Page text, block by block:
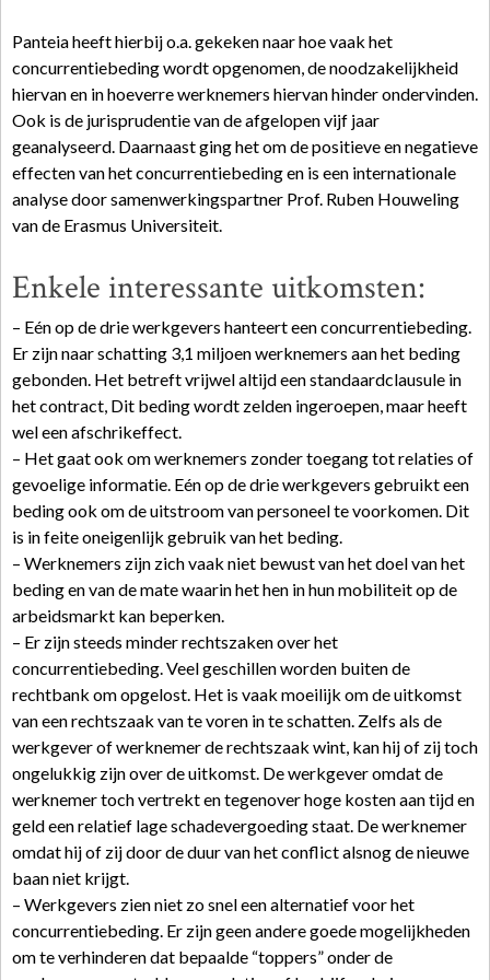
Panteia heeft hierbij o.a. gekeken naar hoe vaak het
concurrentiebeding wordt opgenomen, de noodzakelijkheid
hiervan en in hoeverre werknemers hiervan hinder ondervinden.
Ook is de jurisprudentie van de afgelopen vijf jaar
geanalyseerd. Daarnaast ging het om de positieve en negatieve
effecten van het concurrentiebeding en is een internationale
analyse door samenwerkingspartner Prof. Ruben Houweling
van de Erasmus Universiteit.
Enkele interessante uitkomsten:
– Eén op de drie werkgevers hanteert een concurrentiebeding.
Er zijn naar schatting 3,1 miljoen werknemers aan het beding
gebonden. Het betreft vrijwel altijd een standaardclausule in
het contract, Dit beding wordt zelden ingeroepen, maar heeft
wel een afschrikeffect.
– Het gaat ook om werknemers zonder toegang tot relaties of
gevoelige informatie. Eén op de drie werkgevers gebruikt een
beding ook om de uitstroom van personeel te voorkomen. Dit
is in feite oneigenlijk gebruik van het beding.
– Werknemers zijn zich vaak niet bewust van het doel van het
beding en van de mate waarin het hen in hun mobiliteit op de
arbeidsmarkt kan beperken.
– Er zijn steeds minder rechtszaken over het
concurrentiebeding. Veel geschillen worden buiten de
rechtbank om opgelost. Het is vaak moeilijk om de uitkomst
van een rechtszaak van te voren in te schatten. Zelfs als de
werkgever of werknemer de rechtszaak wint, kan hij of zij toch
ongelukkig zijn over de uitkomst. De werkgever omdat de
werknemer toch vertrekt en tegenover hoge kosten aan tijd en
geld een relatief lage schadevergoeding staat. De werknemer
omdat hij of zij door de duur van het conflict alsnog de nieuwe
baan niet krijgt.
– Werkgevers zien niet zo snel een alternatief voor het
concurrentiebeding. Er zijn geen andere goede mogelijkheden
om te verhinderen dat bepaalde “toppers” onder de